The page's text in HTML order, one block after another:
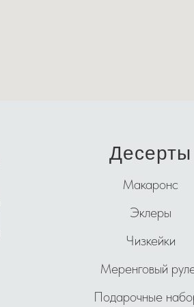
Десерты
Макаронс
Эклеры
Чизкейки
Меренговый
Подарочные